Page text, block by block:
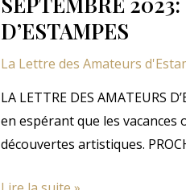
AMATEURS
D’ESTAMPES
D’ESTAMPES
La Lettre des Amateurs
LA LETTRE DES AMATEURS
en espérant que les
découvertes artistiques.